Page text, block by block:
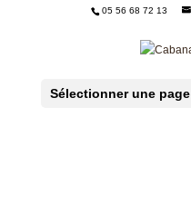
05 56 68 72 13
Sélectionner une page